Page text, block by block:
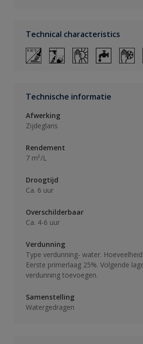
Technical characteristics
Technische informatie
Afwerking
Zijdeglans
Rendement
7 m²/L
Droogtijd
Ca. 6 uur
Overschilderbaar
Ca. 4-6 uur
Verdunning
Type verdunning- water.
Eerste primerlaag 25%. Volgende
verdunning toevoegen.
Samenstelling
Watergedragen